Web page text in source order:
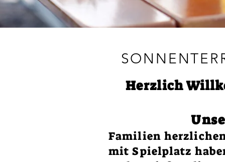
Herzlich
Familien
mit Spielplatz